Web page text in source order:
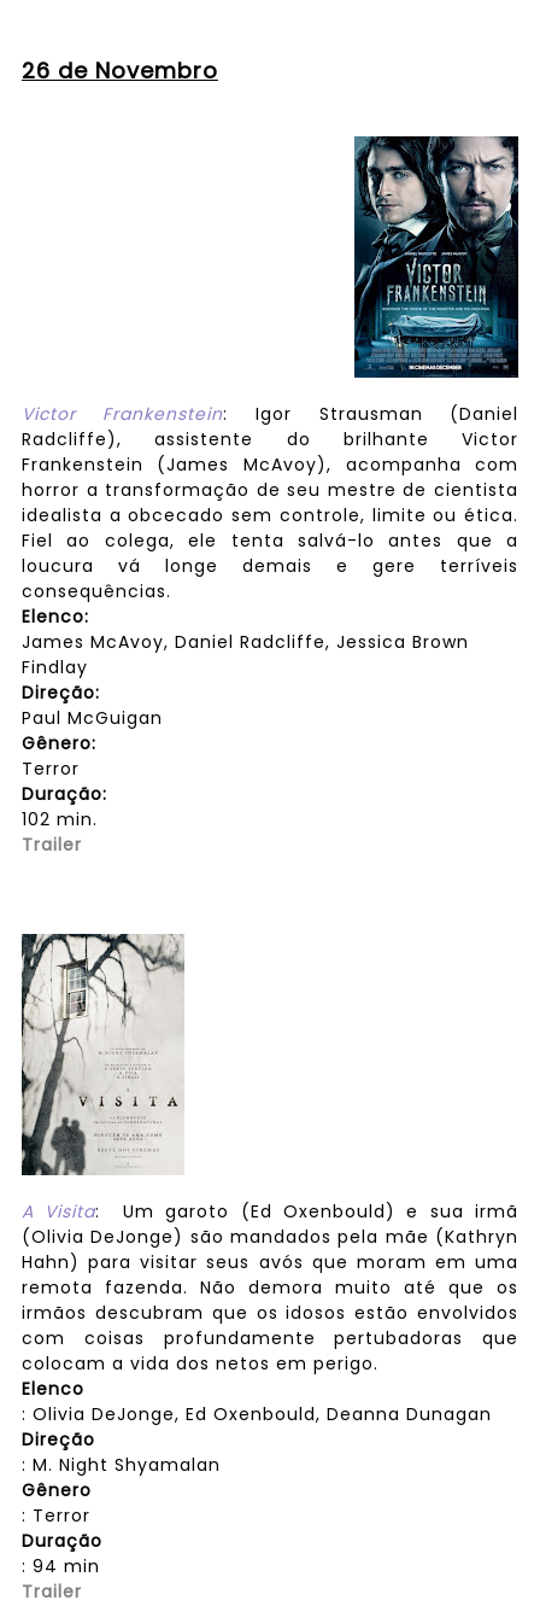
26 de Novembro
Victor Frankenstein: Igor Strausman (Daniel
Radcliffe), assistente do brilhante Victor
Frankenstein (James McAvoy), acompanha com
horror a transformação de seu mestre de cientista
idealista a obcecado sem controle, limite ou ética.
Fiel ao colega, ele tenta salvá-lo antes que a
loucura vá longe demais e gere terríveis
consequências.
Elenco:
James McAvoy, Daniel Radcliffe, Jessica Brown
Findlay
Direção:
Paul McGuigan
Gênero:
Terror
Duração:
102 min.
Trailer
A Visita: Um garoto (Ed Oxenbould) e sua irmã
(Olivia DeJonge) são mandados pela mãe (Kathryn
Hahn) para visitar seus avós que moram em uma
remota fazenda. Não demora muito até que os
irmãos descubram que os idosos estão envolvidos
com coisas profundamente pertubadoras que
colocam a vida dos netos em perigo.
Elenco
: Olivia DeJonge, Ed Oxenbould, Deanna Dunagan
Direção
: M. Night Shyamalan
Gênero
: Terror
Duração
: 94 min
Trailer